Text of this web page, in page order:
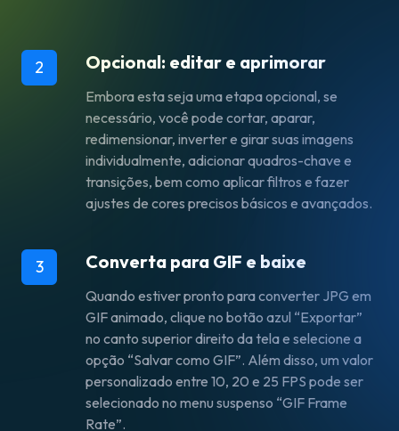
2 Opcional: editar e aprimorar
Embora esta seja uma etapa opcional, se
necessário, você pode cortar, aparar,
redimensionar, inverter e girar suas imagens
individualmente, adicionar quadros-chave e
transições, bem como aplicar filtros e fazer
ajustes de cores precisos básicos e avançados.
3 Converta para GIF e baixe
Quando estiver pronto para converter JPG em
GIF animado, clique no botão azul “Exportar”
no canto superior direito da tela e selecione a
opção “Salvar como GIF”. Além disso, um valor
personalizado entre 10, 20 e 25 FPS pode ser
selecionado no menu suspenso “GIF Frame
Rate”.